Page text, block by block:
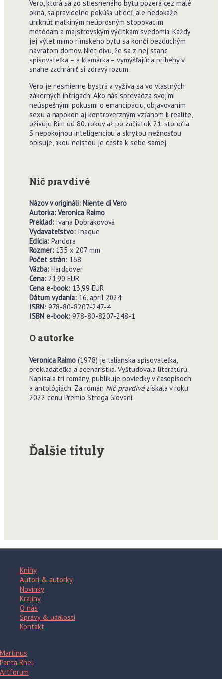
Vero, ktorá sa zo stiesneného bytu pozerá cez malé
okná, sa pravidelne pokúša utiecť, ale nedokáže
uniknúť matkiným neúprosným stopovacím
metódam a majstrovským výčitkám svedomia. Každý
jej výlet mimo rímskeho bytu sa končí bezduchým
návratom domov. Niet divu, že sa z nej stane
spisovateľka – a klamárka – vymýšľajúca príbehy v
snahe zachrániť si zdravý rozum.
Vero je nesmierne bystrá a vyžíva sa vo vlastných
zákerných intrigách. Ako nás sprevádza svojimi
neúspešnými pokusmi o emancipáciu, objavovaním
sexu a napokon aj kontroverzným vzťahom k realite,
oživuje Rím od 80. rokov až po začiatok 21. storočia.
S nepokojnou inteligenciou a skrytou nežnosťou
opisuje, akou neistou je cesta k sebe samej.
Nič pravdivé
Názov v origináli: Niente di Vero
Autorka: Veronica Raimo
Preklad: Ivana Dobrakovová
Vydavateľstvo:Inaque
Edícia: Pandora
Rozmer:135 x 207 mm
Počet strán: 168
Väzba:Hardcover
Cena: 21,90 EUR
Cena e-book: 13,99 EUR
Dátum vydania: 16. apríl 2024
ISBN: 978-80-8207-247-4
ISBN e-book: 978-80-8207-248-1
O autorke
Veronica Raimo(1978) je talianska spisovateľka,
prekladateľka a scenáristka. Vyštudovala literatúru.
Napísala tri romány, publikuje poviedky v časopisoch
a antológiách. Za román Ničpravdivézískala v roku
2022 cenu Premio Strega Giovani.
Ďalšie tituly
Knihy
Autori & autorky
Novinky
Krajiny
O nás
Správy & udalosti
Kontakt
Martinus
Panta Rhei
Artforum